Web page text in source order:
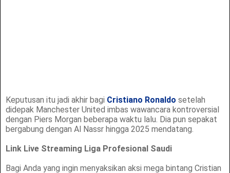
Keputusan itu jadi akhir bagi Cristiano Ronaldo setelah
didepak Manchester United imbas wawancara kontroversial
dengan Piers Morgan beberapa waktu lalu. Dia pun sepakat
bergabung dengan Al Nassr hingga 2025 mendatang.
Link Live Streaming Liga Profesional Saudi
Bagi Anda yang ingin menyaksikan aksi mega bintang Cristian